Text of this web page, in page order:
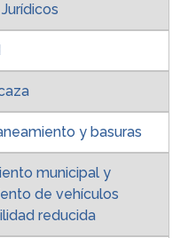
y basuras
municipal y
de vehículos
reducida